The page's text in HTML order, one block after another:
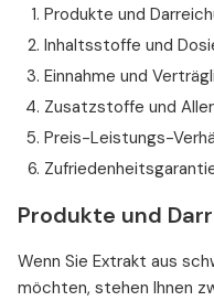
Produkte und
Inhaltsstoffe und
Einnahme und
Zusatzstoffe und
Preis-Leistungs-
Produkte und
Wenn Sie Extrakt aus
möchten, stehen Ihnen